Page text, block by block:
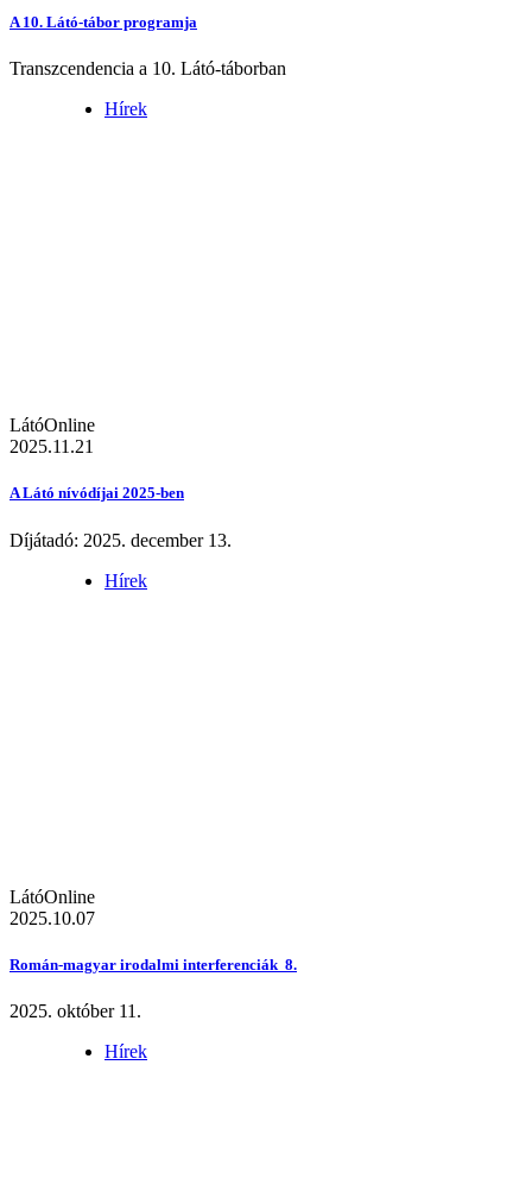
A 10. Látó-tábor programja
Transzcendencia a 10. Látó-táborban
Hírek
LátóOnline
2025.11.21
A Látó nívódíjai 2025-ben
Díjátadó: 2025. december 13.
Hírek
LátóOnline
2025.10.07
Román-magyar irodalmi interferenciák 8.
2025. október 11.
Hírek